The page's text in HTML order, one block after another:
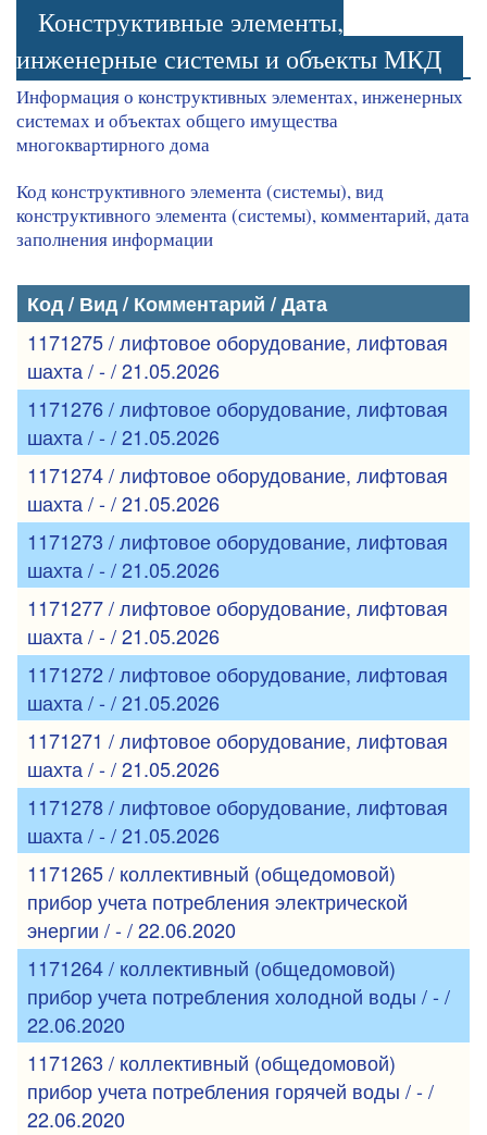
Конструктивные элементы,
инженерные системы и объекты МКД
Информация о конструктивных элементах, инженерных
системах и объектах общего имущества
многоквартирного дома
Код конструктивного элемента (системы), вид
конструктивного элемента (системы), комментарий, дата
заполнения информации
Код / Вид / Комментарий / Дата
1171275 / лифтовое оборудование, лифтовая
шахта / - / 21.05.2026
1171276 / лифтовое оборудование, лифтовая
шахта / - / 21.05.2026
1171274 / лифтовое оборудование, лифтовая
шахта / - / 21.05.2026
1171273 / лифтовое оборудование, лифтовая
шахта / - / 21.05.2026
1171277 / лифтовое оборудование, лифтовая
шахта / - / 21.05.2026
1171272 / лифтовое оборудование, лифтовая
шахта / - / 21.05.2026
1171271 / лифтовое оборудование, лифтовая
шахта / - / 21.05.2026
1171278 / лифтовое оборудование, лифтовая
шахта / - / 21.05.2026
1171265 / коллективный (общедомовой)
прибор учета потребления электрической
энергии / - / 22.06.2020
1171264 / коллективный (общедомовой)
прибор учета потребления холодной воды / - /
22.06.2020
1171263 / коллективный (общедомовой)
прибор учета потребления горячей воды / - /
22.06.2020